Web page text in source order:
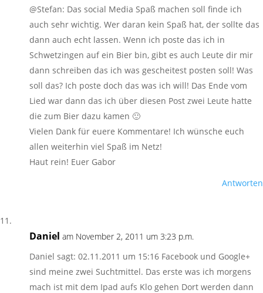
@Stefan: Das social Media Spaß machen soll finde ich
auch sehr wichtig. Wer daran kein Spaß hat, der sollte das
dann auch echt lassen. Wenn ich poste das ich in
Schwetzingen auf ein Bier bin, gibt es auch Leute dir mir
dann schreiben das ich was gescheitest posten soll! Was
soll das? Ich poste doch das was ich will! Das Ende vom
Lied war dann das ich über diesen Post zwei Leute hatte
die zum Bier dazu kamen 🙂
Vielen Dank für euere Kommentare! Ich wünsche euch
allen weiterhin viel Spaß im Netz!
Haut rein! Euer Gabor
Antworten
Daniel am November 2, 2011 um 3:23 p.m.
Daniel sagt: 02.11.2011 um 15:16 Facebook und Google+
sind meine zwei Suchtmittel. Das erste was ich morgens
mach ist mit dem Ipad aufs Klo gehen Dort werden dann